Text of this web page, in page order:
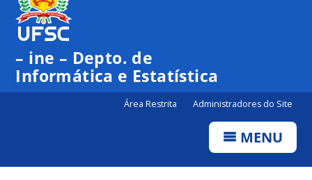
– ine – Depto. de
Informática e Estatística
Área Restrita Administradores do Site
MENU